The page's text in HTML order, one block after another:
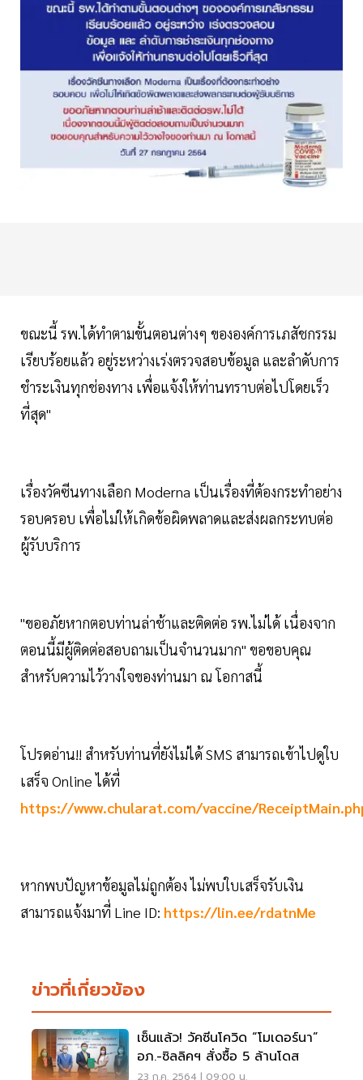
ขณะนี้ รพ.ได้ทำตามขั้นตอนต่างๆ ขององค์การเภสัชกรรม
เรียบร้อยแล้ว อยู่ระหว่างเร่งตรวจสอบข้อมูล และลำดับการ
ชำระเงินทุกช่องทาง เพื่อแจ้งให้ท่านทราบต่อไปโดยเร็ว
ที่สุด"
เรื่องวัคซีนทางเลือก Moderna เป็นเรื่องที่ต้องกระทำอย่าง
รอบครอบ เพื่อไม่ให้เกิดข้อผิดพลาดและส่งผลกระทบต่อ
ผู้รับบริการ
"ขออภัยหากตอบท่านล่าช้าและติดต่อ รพ.ไม่ได้ เนื่องจาก
ตอนนี้มีผู้ติดต่อสอบถามเป็นจำนวนมาก" ขอขอบคุณ
สำหรับความไว้วางใจของท่านมา ณ โอกาสนี้
โปรดอ่าน!! สำหรับท่านที่ยังไม่ได้ SMS สามารถเข้าไปดูใบ
เสร็จ Online ได้ที่
https://www.chularat.com/vaccine/
หากพบปัญหาข้อมูลไม่ถูกต้อง ไม่พบใบเสร็จรับเงิน
สามารถแจ้งมาที่ Line ID: https://lin.ee/rdatnMe
ข่าวที่เกี่ยวข้อง
เซ็นแล้ว! วัคซีนโควิด “โมเดอร์นา”
อภ.-ซิลลิคฯ สั่งซื้อ 5 ล้านโดส
23 ก.ค. 2564 | 09:00 น.